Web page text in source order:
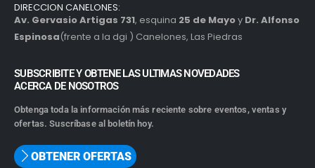
DIRECCION CANELONES:
Av. Gervasio Artigas 731, esquina 25 de Mayoy Dr. Alfonso
Espinosa(frente a la dgi ) Canelones, Las Piedras
SUBSCRIBITE Y OBTENE LAS ULTIMAS NOVEDADES
ACERCA DE NOSOTROS
Obtenga toda la información más reciente sobre eventos, ventas y
ofertas. Suscríbase al boletín hoy.
OBTENER OFERTAS